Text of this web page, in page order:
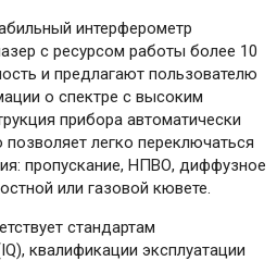
интерферометр
с ресурсом работы более 10
и предлагают пользователю
о спектре с высоким
прибора автоматически
позволяет легко переключаться
пропускание, НПВО, диффузное
или газовой кювете.
стандартам
квалификации эксплуатации